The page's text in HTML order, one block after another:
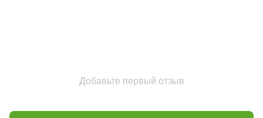
Добавьте первый отзыв